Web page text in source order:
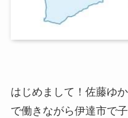
はじめまして！佐藤ゆ
で働きながら伊達市で